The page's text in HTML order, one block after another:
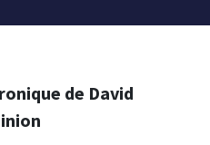
de David